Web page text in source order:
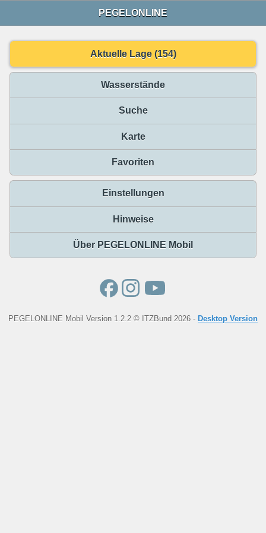
PEGELONLINE
Aktuelle Lage (154)
Wasserstände
Suche
Karte
Favoriten
Einstellungen
Hinweise
Über PEGELONLINE Mobil
PEGELONLINE Mobil Version 1.2.2 © ITZBund 2026 - Desktop Version